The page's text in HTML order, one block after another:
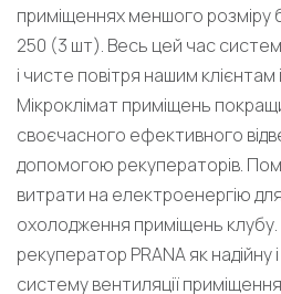
приміщеннях меншого розміру
250 (3 шт). Весь цей час
і чисте повітря нашим клієнтам
Мікроклімат приміщень
своєчасного ефективного
допомогою рекуператорів.
витрати на електроенергію для
охолодження приміщень
рекуператор PRANA як
систему вентиляції